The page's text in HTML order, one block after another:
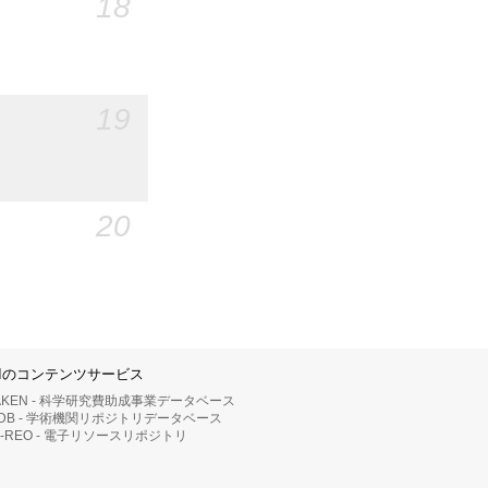
20
のコンテンツサービス
- 科学研究費助成事業データベース
- 学術機関リポジトリデータベース
REO - 電子リソースリポジトリ